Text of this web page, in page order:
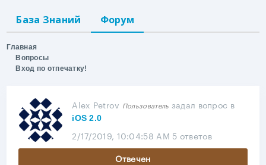
База Знаний Форум
Главная
Вопросы
Вход по отпечатку!
Alex Petrov Пользователь задал вопрос в
iOS 2.0
2/17/2019, 10:04:58 AM 5 ответов
Отвечен